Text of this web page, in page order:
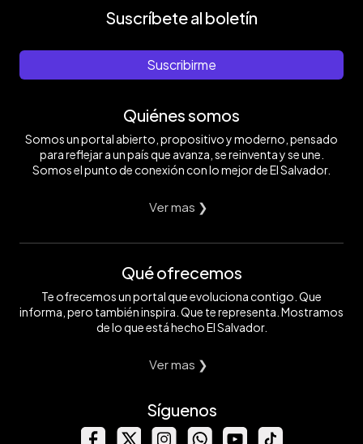
Suscríbete al boletín
Suscribirme
Quiénes somos
Somos un portal abierto, propositivo y moderno, pensado
para reflejar a un país que avanza, se reinventa y se une.
Somos el punto de conexión con lo mejor de El Salvador.
Ver mas ❯
Qué ofrecemos
Te ofrecemos un portal que evoluciona contigo. Que
informa, pero también inspira. Que te representa. Mostramos
de lo que está hecho El Salvador.
Ver mas ❯
Síguenos